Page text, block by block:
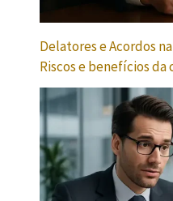
Delatores e Acordos
Riscos e benefícios da